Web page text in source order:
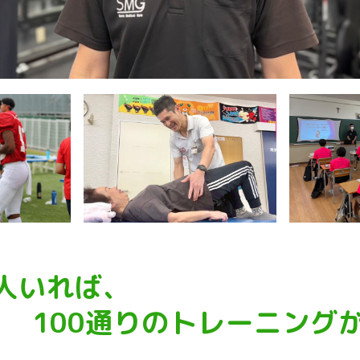
れば、
100通りのトレーニング